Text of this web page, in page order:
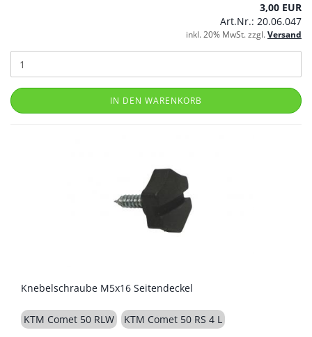
3,00 EUR
Art.Nr.: 20.06.047
inkl. 20% MwSt. zzgl.Versand
IN DEN WARENKORB
Knebelschraube M5x16 Seitendeckel
KTM Comet 50 RLW KTM Comet 50 RS 4 L